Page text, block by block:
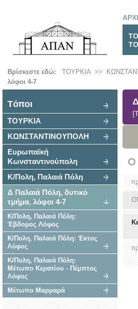
ΤΟ
Βρίσκεστε εδώ: ΤΟΥΡΚΙΑ>>
λόφοι 4-7
Tόποι
ΤΟΥΡΚΙΑ
ΚΩΝΣΤΑΝΤΙΝΟΥΠΟΛΗ
Ευρωπαϊκή
Κωνσταντινούπολη
Κ/Πολη, Παλαιά Πόλη
Δ Παλαιά Πόλη, δυτικό
τμήμα, λόφοι 4-7
Κ/Πολη, Παλαιά Πόλη:
Έβδομος Λόφος
Κ/Πολη, Παλαιά Πόλη: Έκτος
Λόφος
Κ/Πολη, Παλαιά Πόλη:
Μέτωπο Κερατίου - Πέμπτος
Λόφος
Μέτωπο Μαρμαρά